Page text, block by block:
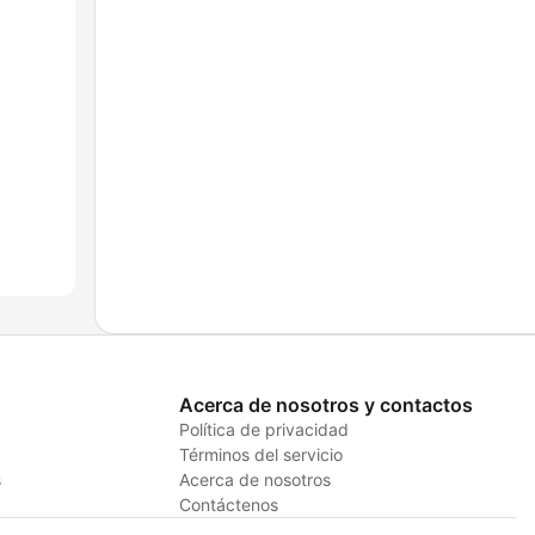
Acerca de nosotros y contactos
Política de privacidad
Términos del servicio
Acerca de nosotros
Contáctenos